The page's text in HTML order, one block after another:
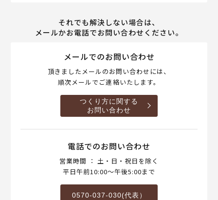
それでも解決しない場合は、
メールかお電話でお問い合わせください。
メールでのお問い合わせ
頂きましたメールのお問い合わせには、
順次メールでご連絡いたします。
つくり方に関する
お問い合わせ
電話でのお問い合わせ
営業時間 ： 土・日・祝日を除く
平日午前10:00～午後5:00まで
0570-037-030(代表）